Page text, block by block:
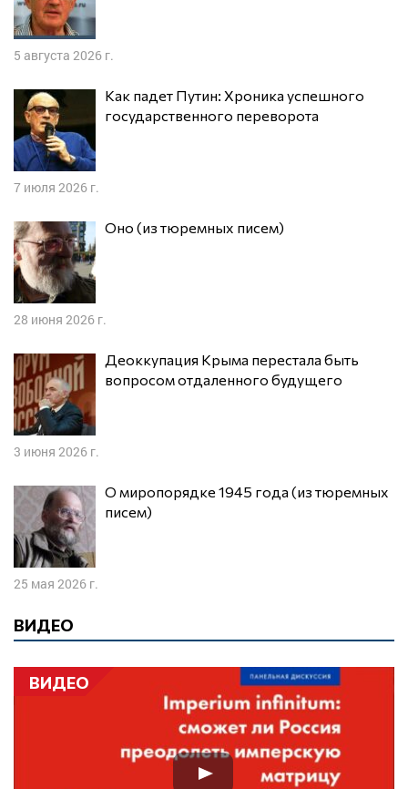
5 августа 2026 г.
Как падет Путин: Хроника успешного
государственного переворота
7 июля 2026 г.
Оно (из тюремных писем)
28 июня 2026 г.
Деоккупация Крыма перестала быть
вопросом отдаленного будущего
3 июня 2026 г.
О миропорядке 1945 года (из тюремных
писем)
25 мая 2026 г.
ВИДЕО
ВИДЕО